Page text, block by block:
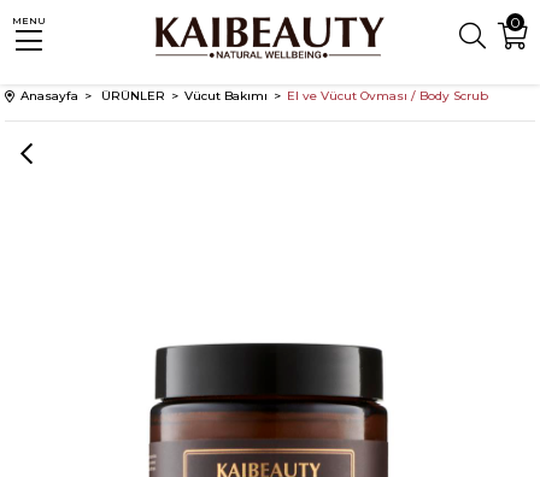
0
MENU
Anasayfa ÜRÜNLER Vücut Bakımı El ve Vücut Ovması / Body Scrub